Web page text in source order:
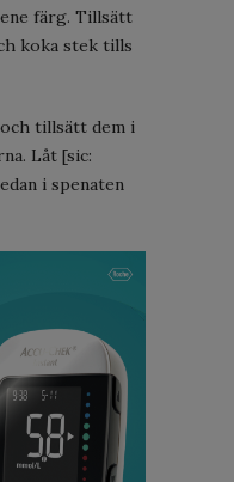
färg. Tillsätt
koka stek tills
tillsätt dem i
Låt [sic:
i spenaten